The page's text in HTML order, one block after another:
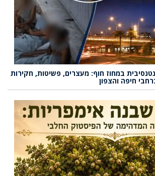
במחוז חוף: מעצרים, פשיטות, חקירות
חיפה והצפון